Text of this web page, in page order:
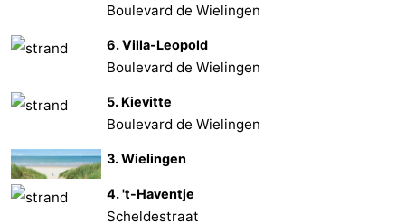
Kontakt
Boulevard de Wielingen
6. Villa-Leopold
Boulevard de Wielingen
5. Kievitte
Boulevard de Wielingen
3. Wielingen
4. 't-Haventje
Scheldestraat